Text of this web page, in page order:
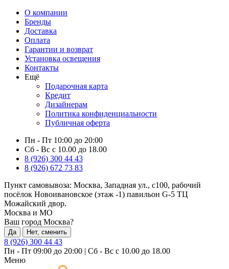
О компании
Бренды
Доставка
Оплата
Гарантии и возврат
Установка освещения
Контакты
Ещё
Подарочная карта
Кредит
Дизайнерам
Политика конфиденциальности
Публичная оферта
Пн - Пт 10:00 до 20:00
Сб - Вс с 10.00 до 18.00
8 (926) 300 44 43
8 (926) 672 73 83
Пункт самовывоза: Москва, Западная ул., с100, рабочий
посёлок Новоивановское (этаж -1) павильон G-5 ТЦ
Можайский двор.
Москва и МО
Ваш город Москва?
Да Нет, сменить
8 (926) 300 44 43
Пн - Пт 09:00 до 20:00 | Сб - Вс с 10.00 до 18.00
Меню